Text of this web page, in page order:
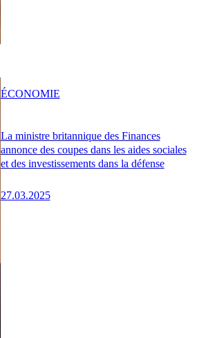
La ministre britannique des Finances
annonce des coupes dans les aides sociales
et des investissements dans la défense
27.03.2025
ÉCONOMIE